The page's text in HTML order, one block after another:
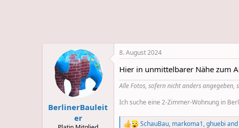
BerlinerBauleit
er
8. August 2024
Hier in unmittelbarer Nähe zum
Alle Fotos, sofern nicht anders
Ich suche eine 2-Zimmer-Wohnung in
SchauBau, markoma1,ghuebi